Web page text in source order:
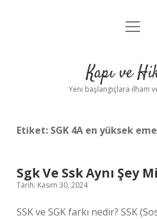
Anasayfa
Yasal Uyarı
menüyü
Kapı ve
Yeni başlangıçlara ilham
Etiket: SGK 4A en yüksek
Sgk Ve Ssk Aynı Şey Mi
Tarih: Kasım 30, 2024
SSK ve SGK farkı nedir? SSK